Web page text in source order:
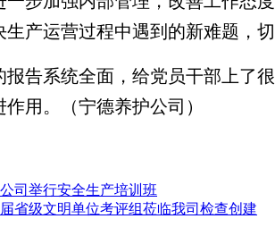
生产运营过程中遇到的新难题，
报告系统全面，给党员干部上了
用。（宁德养护公司）
司举行安全生产培训班
省级文明单位考评组莅临我司检查创建